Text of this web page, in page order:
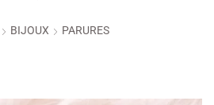
BIJOUX PARURES